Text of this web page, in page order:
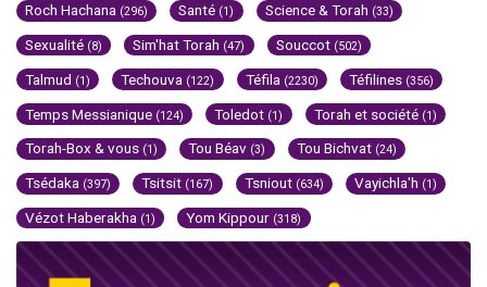
Roch Hachana (296) Santé (1) Science & Torah (33)
Sexualité (8) Sim'hat Torah (47) Souccot (502)
Talmud (1) Techouva (122) Téfila (2230) Téfilines (356)
Temps Messianique (124) Toledot (1) Torah et société (1)
Torah-Box & vous (1) Tou Béav (3) Tou Bichvat (24)
Tsédaka (397) Tsitsit (167) Tsniout (634) Vayichla'h (1)
Vézot Haberakha (1) Yom Kippour (318)